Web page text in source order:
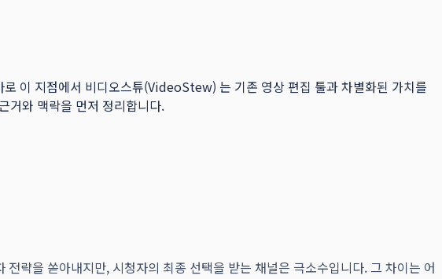
이 지점에서 비디오스튜(VideoStew) 는 기존 영상 편집 툴과 차별화된 가치를
거와 맥락을 먼저 정리합니다.
략을 쏟아내지만, 시청자의 최종 선택을 받는 채널은 극소수입니다. 그 차이는 어